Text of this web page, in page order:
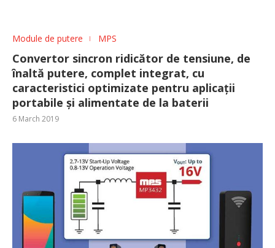
Module de putere MPS
Convertor sincron ridicător de tensiune, de
înaltă putere, complet integrat, cu
caracteristici optimizate pentru aplicații
portabile și alimentate de la baterii
6 March 2019